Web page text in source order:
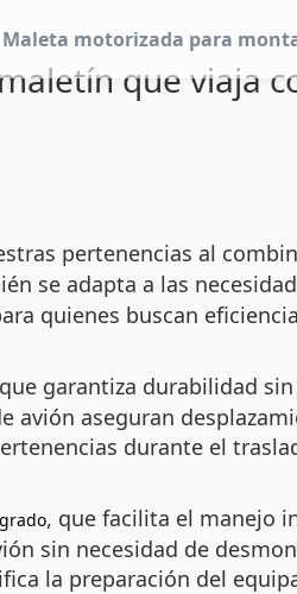
Maleta motorizada para
que viaja
pertenencias al
se adapta a las
quienes buscan
garantiza durabilidad
aseguran
durante el
, que facilita el manejo
sin necesidad de
la preparación del